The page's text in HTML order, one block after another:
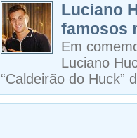
Luciano
famosos
Em
Luciano
“Caldeirão do Huck”